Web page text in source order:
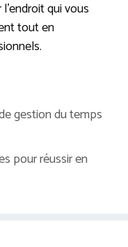
qui vous
tout en
gestion du temps
pour réussir en